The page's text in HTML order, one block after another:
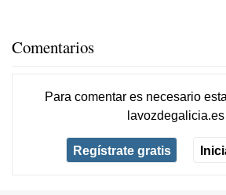
Comentarios
Para comentar es necesario
lavozdegalicia.es
Regístrate gratis